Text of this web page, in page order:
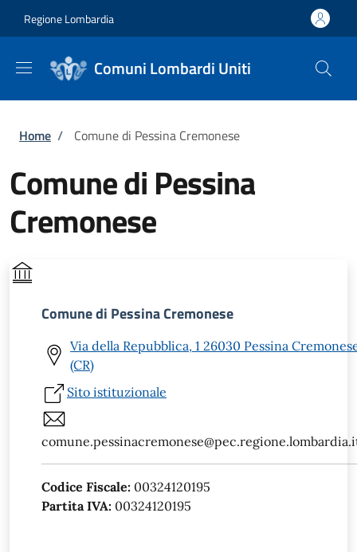
Regione Lombardia
Comuni Lombardi Uniti
Briciole di pane
Home / Comune di Pessina Cremonese
Comune di Pessina
Cremonese
Comune di Pessina Cremonese
Via della Repubblica, 1 26030 Pessina
(CR)
Sito istituzionale
Codice Fiscale: 00324120195
Partita IVA: 00324120195